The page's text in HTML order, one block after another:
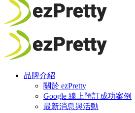
品牌介紹
關於 ezPretty
Google 線上預訂成功案例
最新消息與活動